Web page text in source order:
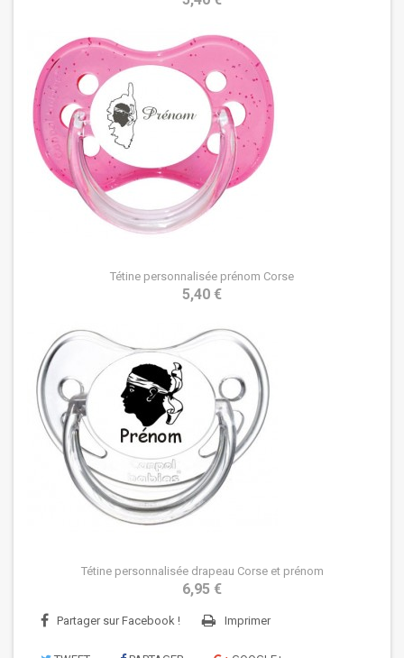
Tétine personnalisée prénom Corse
5,40 €
Tétine personnalisée drapeau Corse et prénom
6,95 €
Partager sur Facebook ! Imprimer